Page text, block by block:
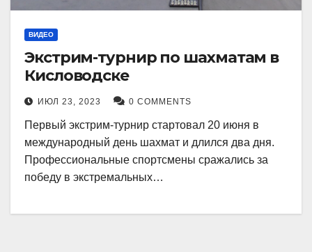
ВИДЕО
Экстрим-турнир по шахматам в
Кисловодске
ИЮЛ 23, 2023 0 COMMENTS
Первый экстрим-турнир стартовал 20 июня в
международный день шахмат и длился два дня.
Профессиональные спортсмены сражались за
победу в экстремальных…